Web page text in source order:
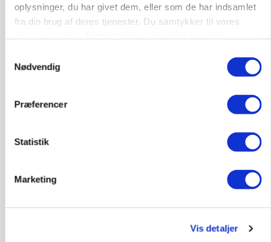
oplysninger, du har givet dem, eller som de har indsamlet
fra din brug af deres tjenester. Du samtykker til vores
Nødvendig
Præferencer
Statistik
Marketing
Vis detaljer
store besparelser